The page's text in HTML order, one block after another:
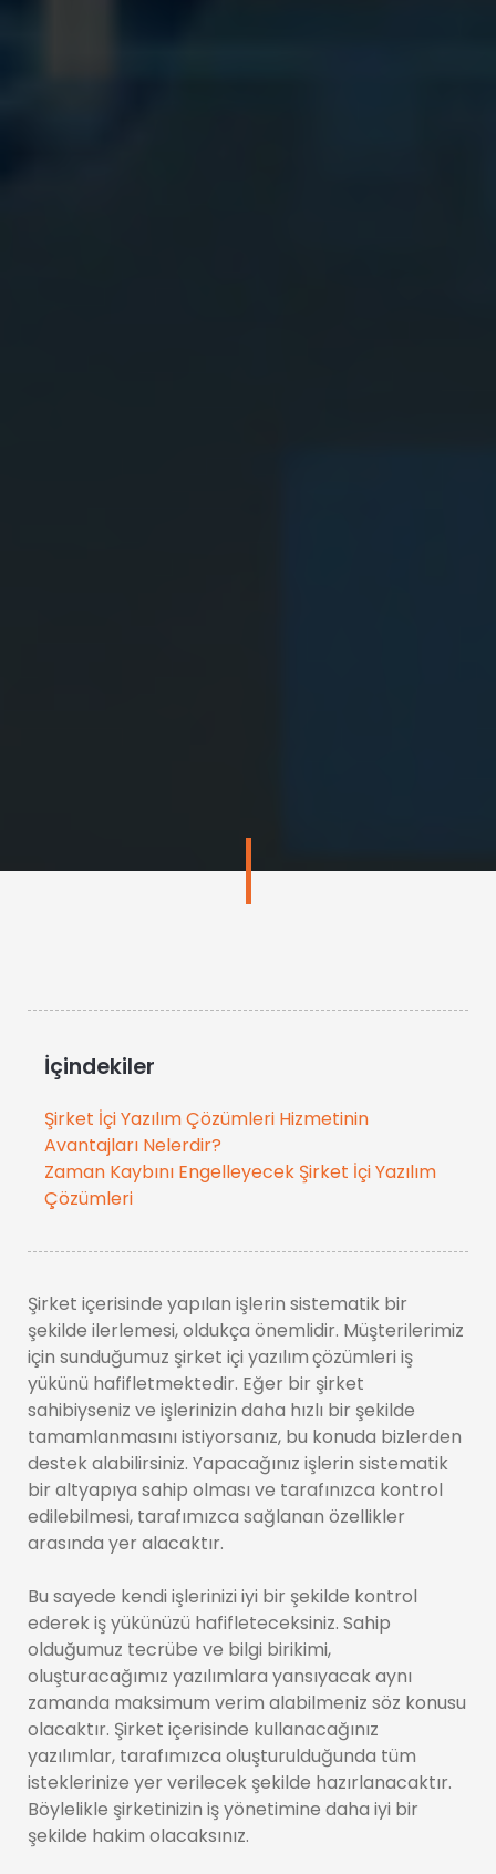
İçindekiler
Şirket İçi Yazılım Çözümleri Hizmetinin
Avantajları Nelerdir?
Zaman Kaybını Engelleyecek Şirket İçi Yazılım
Çözümleri
Şirket içerisinde yapılan işlerin sistematik bir
şekilde ilerlemesi, oldukça önemlidir. Müşterilerimiz
için sunduğumuz şirket içi yazılımçözümleri iş
yükünü hafifletmektedir. Eğer bir şirket
sahibiyseniz ve işlerinizin daha hızlı bir şekilde
tamamlanmasını istiyorsanız, bu konuda bizlerden
destek alabilirsiniz. Yapacağınız işlerin sistematik
bir altyapıya sahip olması ve tarafınızca kontrol
edilebilmesi, tarafımızca sağlanan özellikler
arasında yer alacaktır.
Bu sayede kendi işlerinizi iyi bir şekilde kontrol
ederek iş yükünüzü hafifleteceksiniz. Sahip
olduğumuz tecrübe ve bilgi birikimi,
oluşturacağımız yazılımlara yansıyacak aynı
zamanda maksimum verim alabilmeniz söz konusu
olacaktır. Şirket içerisinde kullanacağınız
yazılımlar, tarafımızca oluşturulduğunda tüm
isteklerinize yer verilecek şekilde hazırlanacaktır.
Böylelikle şirketinizin iş yönetimine daha iyi bir
şekilde hakim olacaksınız.